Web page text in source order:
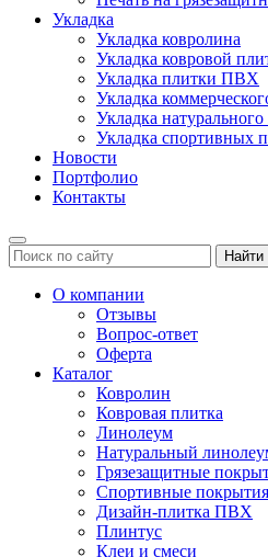
Укладка
Укладка ковролина
Укладка ковровой
Укладка плитки ПВХ
Укладка
Укладка
Укладка спортивных
Новости
Портфолио
Контакты
Найти
О компании
Отзывы
Вопрос-ответ
Оферта
Каталог
Ковролин
Ковровая плитка
Линолеум
Натуральный
Грязезащитные
Спортивные покрытия
Дизайн-плитка ПВХ
Плинтус
Клеи и смеси